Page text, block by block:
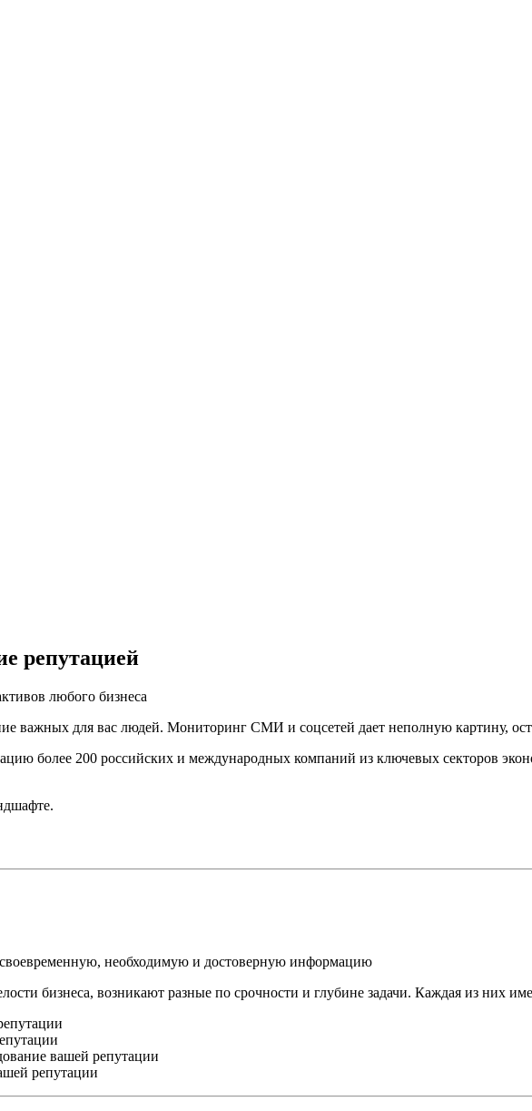
репутацией
любого бизнеса
важных для вас людей. Мониторинг СМИ и соцсетей дает неполную картину,
более 200 российских и международных компаний из ключевых секторов
необходимую и достоверную информацию
бизнеса, возникают разные по срочности и глубине задачи. Каждая из них
вашей репутации
репутации